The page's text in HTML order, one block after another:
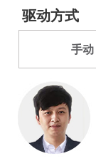
驱动方式
手动